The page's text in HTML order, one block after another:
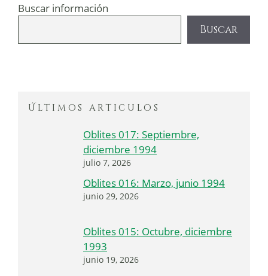
Buscar información
Buscar
Últimos articulos
Oblites 017: Septiembre,
diciembre 1994
julio 7, 2026
Oblites 016: Marzo, junio 1994
junio 29, 2026
Oblites 015: Octubre, diciembre
1993
junio 19, 2026